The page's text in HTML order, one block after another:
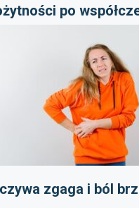
po
zgaga i ból